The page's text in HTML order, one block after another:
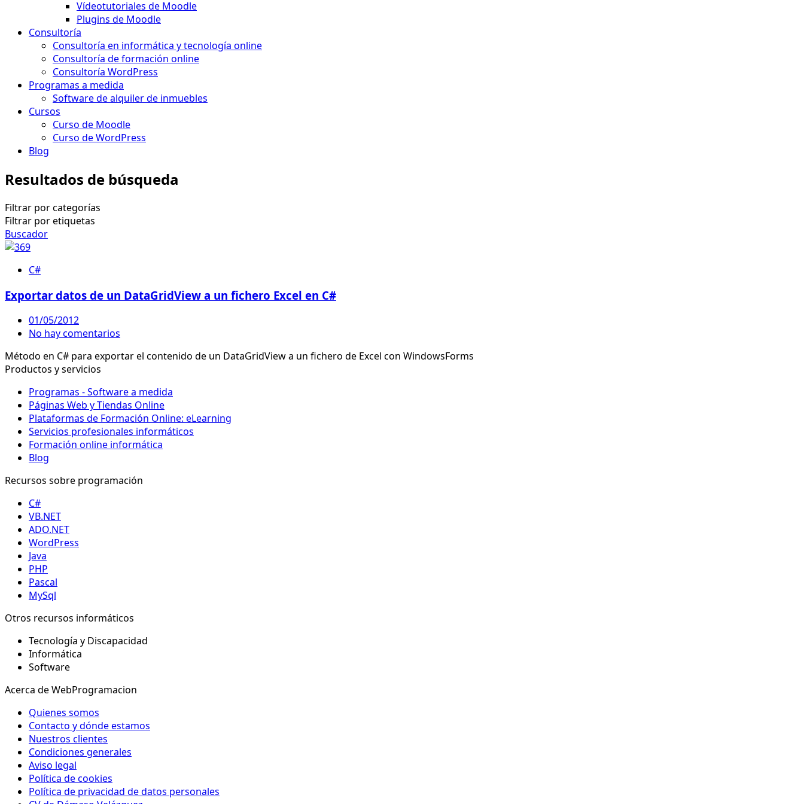
Vídeotutoriales de Moodle
Plugins de Moodle
Consultoría
Consultoría en informática y tecnología online
Consultoría de formación online
Consultoría WordPress
Programas a medida
Software de alquiler de inmuebles
Cursos
Curso de Moodle
Curso de WordPress
Blog
Resultados de búsqueda
Filtrar por categorías
Filtrar por etiquetas
Buscador
C#
Exportar datos de un DataGridView a un fichero Excel en C#
01/05/2012
No hay comentarios
Método en C# para exportar el contenido de un DataGridView a un fichero de Excel con WindowsForms
Productos y servicios
Programas - Software a medida
Páginas Web y Tiendas Online
Plataformas de Formación Online: eLearning
Servicios profesionales informáticos
Formación online informática
Blog
Recursos sobre programación
C#
VB.NET
ADO.NET
WordPress
Java
PHP
Pascal
MySql
Otros recursos informáticos
Tecnología y Discapacidad
Informática
Software
Acerca de WebProgramacion
Quienes somos
Contacto y dónde estamos
Nuestros clientes
Condiciones generales
Aviso legal
Política de cookies
Política de privacidad de datos personales